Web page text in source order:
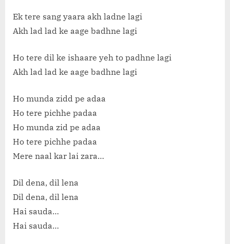
Ek tere sang yaara akh ladne lagi
Akh lad lad ke aage badhne lagi
Ho tere dil ke ishaare yeh to padhne lagi
Akh lad lad ke aage badhne lagi
Ho munda zidd pe adaa
Ho tere pichhe padaa
Ho munda zid pe adaa
Ho tere pichhe padaa
Mere naal kar lai zara…
Dil dena, dil lena
Dil dena, dil lena
Hai sauda…
Hai sauda…